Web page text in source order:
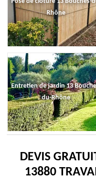
Rhône
Entretien de jardin 13
du-Rhône
DEVIS
13880